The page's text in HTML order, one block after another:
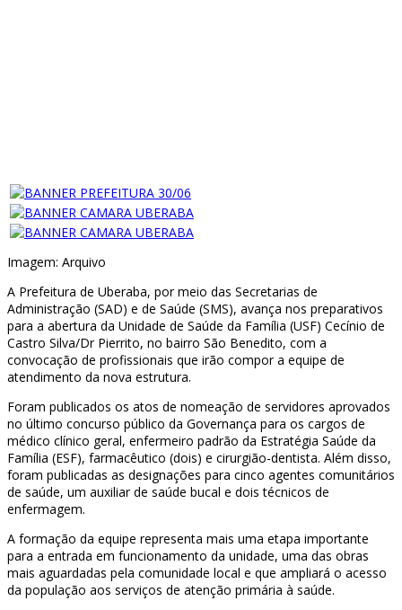
Imagem: Arquivo
A Prefeitura de Uberaba, por meio das Secretarias de
Administração (SAD) e de Saúde (SMS), avança nos preparativos
para a abertura da Unidade de Saúde da Família (USF) Cecínio de
Castro Silva/Dr Pierrito, no bairro São Benedito, com a
convocação de profissionais que irão compor a equipe de
atendimento da nova estrutura.
Foram publicados os atos de nomeação de servidores aprovados
no último concurso público da Governança para os cargos de
médico clínico geral, enfermeiro padrão da Estratégia Saúde da
Família (ESF), farmacêutico (dois) e cirurgião-dentista. Além disso,
foram publicadas as designações para cinco agentes comunitários
de saúde, um auxiliar de saúde bucal e dois técnicos de
enfermagem.
A formação da equipe representa mais uma etapa importante
para a entrada em funcionamento da unidade, uma das obras
mais aguardadas pela comunidade local e que ampliará o acesso
da população aos serviços de atenção primária à saúde.